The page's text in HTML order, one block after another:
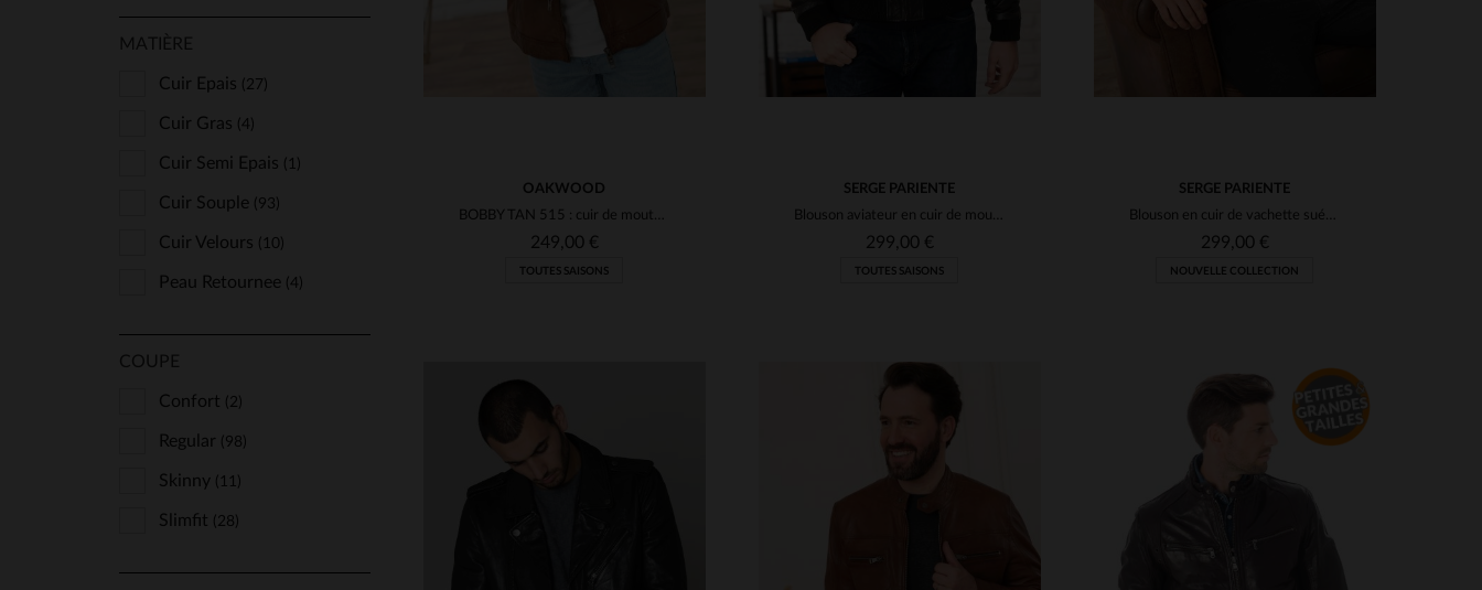
MATIÈRE
Cuir Epais (27)
Cuir Gras (4)
Cuir Semi Epais (1)
Cuir Souple (93)
Cuir Velours (10)
Peau Retournee (4)
COUPE
Confort (2)
Regular (98)
Skinny (11)
Slimfit (28)
OAKWOOD
BOBBY TAN 515 : cuir de mouton tan, coupe regular, intemporel.
249,00 €
TOUTES SAISONS
SERGE PARIENTE
Blouson aviateur en cuir de mouton noir, col fourrure Serge Pariente.
299,00 €
TOUTES SAISONS
SERGE PARIENTE
Blouson en cuir de vachette suédé marron col chemise
299,00 €
NOUVELLE COLLECTION